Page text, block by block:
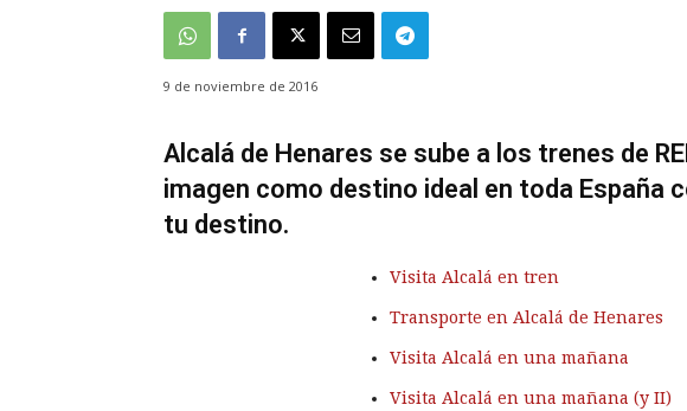
9 de noviembre de 2016
Alcalá de Henares se sube a los trenes de
imagen como destino ideal en toda España
tu destino.
Visita Alcalá en tren
Transporte en Alcalá de Henares
Visita Alcalá en una mañana
Visita Alcalá en una mañana (y II)